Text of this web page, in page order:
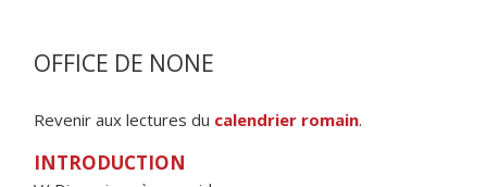
OFFICE DE NONE
Revenir aux lectures du calendrier romain.
INTRODUCTION